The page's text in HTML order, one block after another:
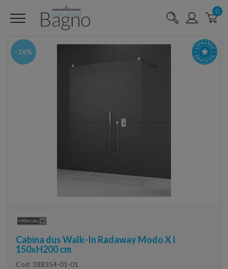
0
-16%
Cabina dus Walk-In Radaway Modo X I
150xH200 cm
Cod: 388354-01-01